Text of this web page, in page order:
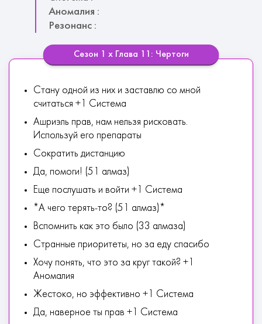
Аномалия :
Резонанс :
Сезон 1 х Глава 11: Чертоги
Стану одной из них и заставлю со мной
считаться +1 Система
Ашриэль прав, нам нельзя рисковать.
Используй его препараты
Сократить дистанцию
Да, помоги! (51 алмаз)
Еще послушать и войти +1 Система
*А чего терять-то? (51 алмаз)*
Вспомнить как это было (33 алмаза)
Странные приоритеты, но за еду спасибо
Хочу понять, что это за круг такой? +1
Аномалия
Жестоко, но эффективно +1 Система
Да, наверное ты прав +1 Система